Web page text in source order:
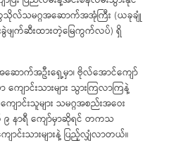
ကသိုလ်သမဂ္ဂအဆောက်အအုံကြီး (ယခုချုံ
ဖျက်ဆီးထားတဲ့မြေကွက်လပ်) ရှိ
ာက်အဦးရှေ့မှာ၊ ဗိုလ်အောင်ကျော်
ျောင်းသားများ သွားကြလာကြနဲ့
ောင်းသူများ သမဂ္ဂအစည်းအဝေး
၉ နာရီ ကျော်မှာဆိုရင် တကသ
ာင်းသားများနဲ့ ပြည့်လျှံလာတယ်။